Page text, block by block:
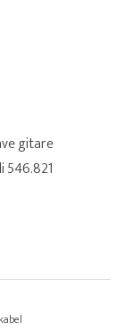
gitare
546.821